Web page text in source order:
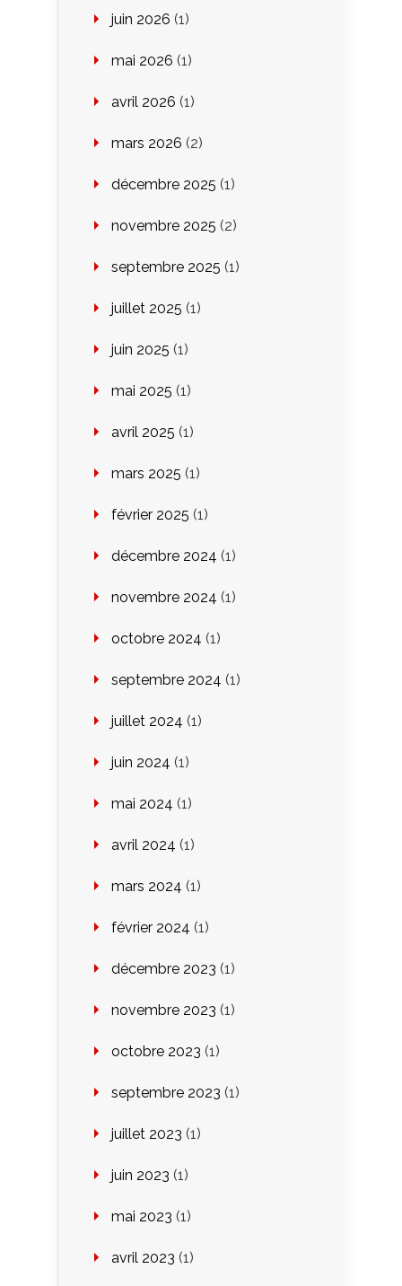
juin 2026 (1)
mai 2026 (1)
avril 2026 (1)
mars 2026 (2)
décembre 2025 (1)
novembre 2025 (2)
septembre 2025 (1)
juillet 2025 (1)
juin 2025 (1)
mai 2025 (1)
avril 2025 (1)
mars 2025 (1)
février 2025 (1)
décembre 2024 (1)
novembre 2024 (1)
octobre 2024 (1)
septembre 2024 (1)
juillet 2024 (1)
juin 2024 (1)
mai 2024 (1)
avril 2024 (1)
mars 2024 (1)
février 2024 (1)
décembre 2023 (1)
novembre 2023 (1)
octobre 2023 (1)
septembre 2023 (1)
juillet 2023 (1)
juin 2023 (1)
mai 2023 (1)
avril 2023 (1)